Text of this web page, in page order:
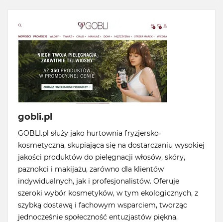
gobli.pl
GOBLI.pl służy jako hurtownia fryzjersko-
kosmetyczna, skupiająca się na dostarczaniu wysokiej
jakości produktów do pielęgnacji włosów, skóry,
paznokci i makijażu, zarówno dla klientów
indywidualnych, jak i profesjonalistów. Oferuje
szeroki wybór kosmetyków, w tym ekologicznych, z
szybką dostawą i fachowym wsparciem, tworząc
jednocześnie społeczność entuzjastów piękna.